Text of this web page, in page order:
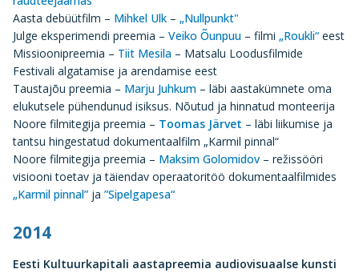
Aasta debüütfilm – Mihkel Ulk – „Nullpunkt"
Julge eksperimendi preemia – Veiko Õunpuu – filmi „Roukli“ eest
Missioonipreemia – Tiit Mesila – Matsalu Loodusfilmide
Festivali algatamise ja arendamise eest
Taustajõu preemia – Marju Juhkum – läbi aastakümnete oma
elukutsele pühendunud isiksus. Nõutud ja hinnatud monteerija
Noore filmitegija preemia – Toomas Järvet – läbi liikumise ja
tantsu hingestatud dokumentaalfilm „Karmil pinnal“
Noore filmitegija preemia – Maksim Golomidov – režissööri
visiooni toetav ja täiendav operaatoritöö dokumentaalfilmides
„Karmil pinnal” ja ”Sipelgapesa“
2014
Eesti Kultuurkapitali aastapreemia audiovisuaalse kunsti